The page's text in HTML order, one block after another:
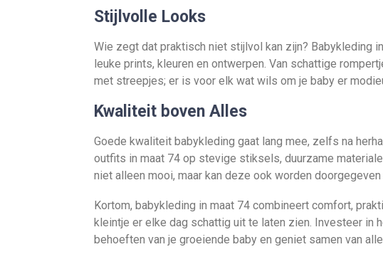
Stijlvolle Looks
Wie zegt dat praktisch niet stijlvol kan zijn? Babykleding
leuke prints, kleuren en ontwerpen. Van schattige
met streepjes; er is voor elk wat wils om je baby er
Kwaliteit boven Alles
Goede kwaliteit babykleding gaat lang mee, zelfs na
outfits in maat 74 op stevige stiksels, duurzame
niet alleen mooi, maar kan deze ook worden
Kortom, babykleding in maat 74 combineert comfort,
kleintje er elke dag schattig uit te laten zien. Investeer in
behoeften van je groeiende baby en geniet samen van